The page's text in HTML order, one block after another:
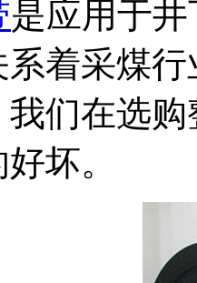
是应用于
着采煤
们在选
坏。